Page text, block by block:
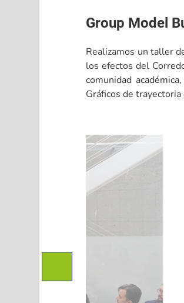
Group Model
Realizamos un taller
los efectos del
comunidad
Gráficos de